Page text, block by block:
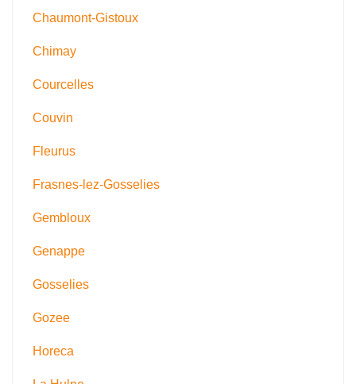
Chaumont-Gistoux
Chimay
Courcelles
Couvin
Fleurus
Frasnes-lez-Gosselies
Gembloux
Genappe
Gosselies
Gozee
Horeca